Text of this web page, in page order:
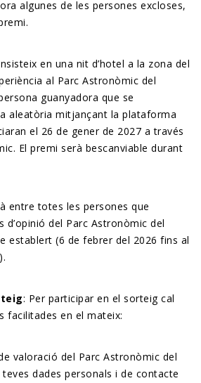
algunes de les persones excloses,
en una nit d’hotel a la zona del
al Parc Astronòmic del
guanyadora que se
aleatòria mitjançant la plataforma
el 26 de gener de 2027 a través
El premi serà bescanviable durant
entre totes les persones que
d’opinió del Parc Astronòmic del
establert (6 de febrer del 2026 fins al
: Per participar en el sorteig cal
facilitades en el mateix:
valoració del Parc Astronòmic del
teves dades personals i de contacte